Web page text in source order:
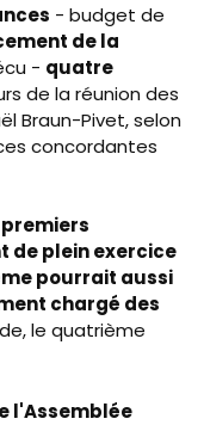
- budget de
de la
- quatre
de la réunion des
Braun-Pivet, selon
concordantes
de plein exercice
pourrait aussi
chargé des
le quatrième
l'Assemblée